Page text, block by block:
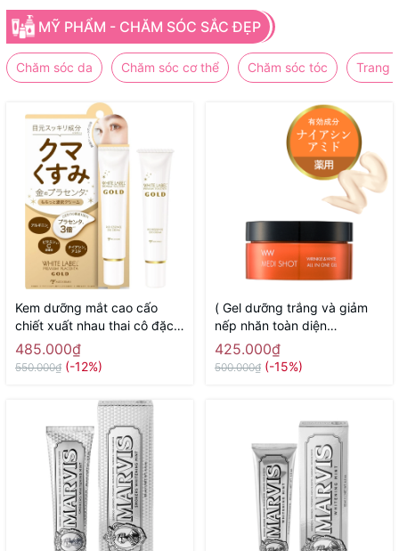
MỸ PHẨM - CHĂM SÓC SẮC ĐẸP
Chăm sóc da Chăm sóc cơ thể Chăm sóc tóc Trang
Kem dưỡng mắt cao cấo
chiết xuất nhau thai cô đặc
White Label Placenta Rich
Gold Eye Cream MICCOSMO
485.000₫
550.000₫ (-12%)
( Gel dưỡng trắng và giảm
nếp nhăn toàn diện
Meishoku Medi Shot Wrinkle
& White all in one 50g -
425.000₫
500.000₫ (-15%)